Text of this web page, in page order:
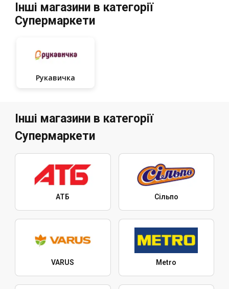
Інші магазини в категорії
Супермаркети
Рукавичка
Інші магазини в категорії
Супермаркети
АТБ Сільпо
VARUS Metro